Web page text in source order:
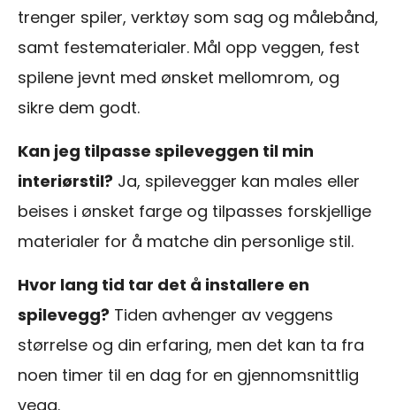
trenger spiler, verktøy som sag og målebånd,
samt festematerialer. Mål opp veggen, fest
spilene jevnt med ønsket mellomrom, og
sikre dem godt.
Kan jeg tilpasse spileveggen til min
interiørstil? Ja, spilevegger kan males eller
beises i ønsket farge og tilpasses forskjellige
materialer for å matche din personlige stil.
Hvor lang tid tar det å installere en
spilevegg? Tiden avhenger av veggens
størrelse og din erfaring, men det kan ta fra
noen timer til en dag for en gjennomsnittlig
vegg.